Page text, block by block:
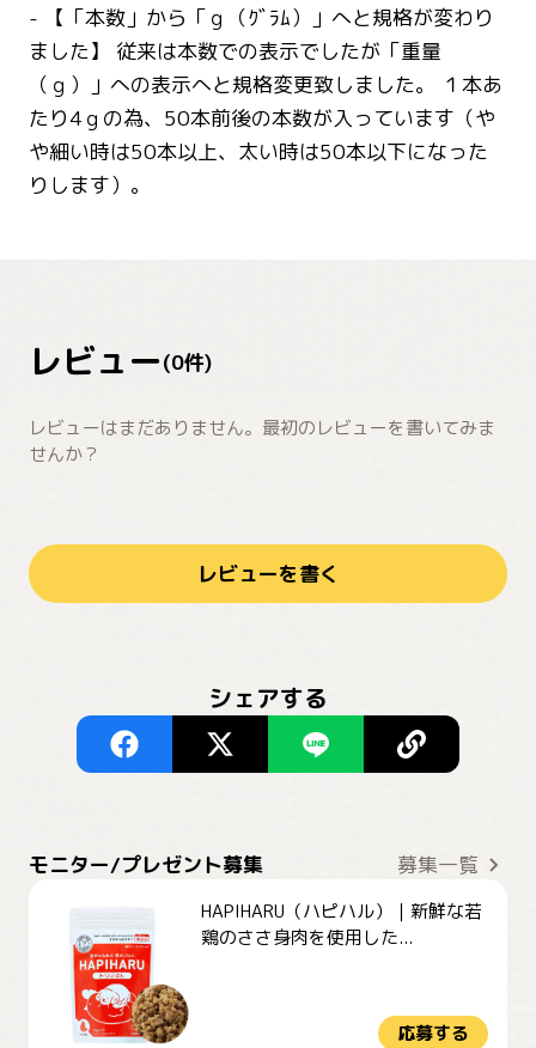
- 【「本数」から「ｇ（ｸﾞﾗﾑ）」へと規格が変わり
ました】 従来は本数での表示でしたが「重量
（ｇ）」への表示へと規格変更致しました。 １本あ
たり4ｇの為、50本前後の本数が入っています（や
や細い時は50本以上、太い時は50本以下になった
りします）。
レビュー(0件)
レビューはまだありません。最初のレビューを書いてみま
せんか？
レビューを書く
シェアする
モニター/プレゼント募集 募集一覧
HAPIHARU（ハピハル）｜新鮮な若
鶏のささ身肉を使用した...
応募する